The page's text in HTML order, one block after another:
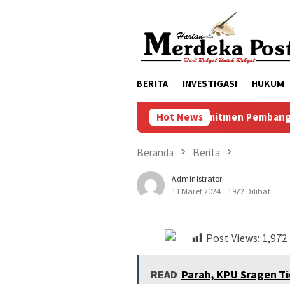
BERITA INVESTIGASI HUKUM
Hot News
Komitmen Pembangunan
Beranda Berita
Administrator
11 Maret 2024
1972 Dilihat
Post Views: 1,972
READ Parah, KPU Sragen